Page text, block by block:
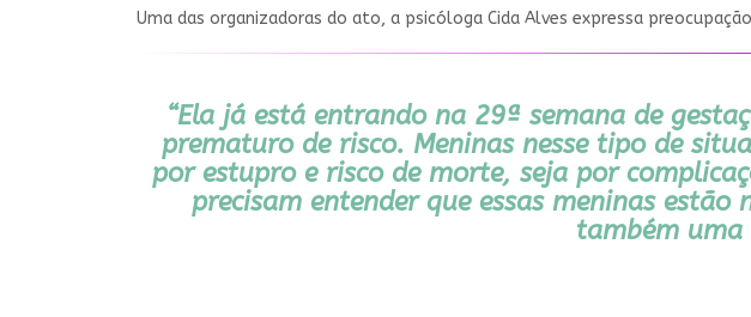
Uma das organizadoras do ato, a psicóloga Cida Alves expressa
“Ela já está entrando na 29ª semana de
prematuro de risco. Meninas nesse tipo de
por estupro e risco de morte, seja por
precisam entender que essas meninas
também uma